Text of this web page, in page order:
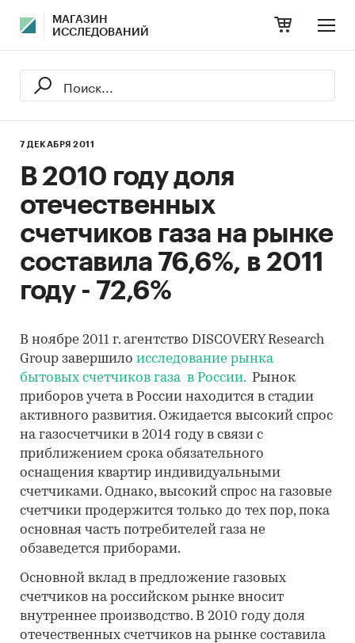
МАГАЗИН
ИССЛЕДОВАНИЙ
7 ДЕКАБРЯ 2011
В 2010 году доля
отечественных
счетчиков газа на рынке
составила 76,6%, в 2011
году - 72,6%
В ноябре 2011 г. агентство DISCOVERY Research
Group завершило исследование рынка
бытовых счетчиков газа в России. Рынок
приборов учета в России находится в стадии
активного развития. Ожидается высокий спрос
на газосчетчики в 2014 году в связи с
приближением срока обязательного
оснащения квартир индивидуальными
счетчиками. Однако, высокий спрос на газовые
счетчики продержится только до тех пор, пока
основная часть потребителей газа не
обзаведется приборами.
Основной вклад в предложение газовых
счетчиков на российском рынке вносит
внутреннее производство. В 2010 году доля
отечественных счетчиков на рынке составила